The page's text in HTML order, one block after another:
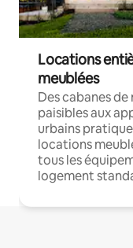
Locations
meublées
Des cabanes
paisibles aux
urbains
locations
tous les
logement